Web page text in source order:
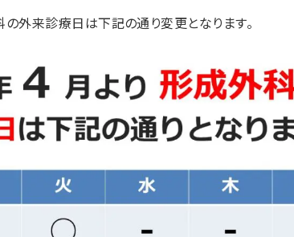
外来診療日は下記の通り変更となります。